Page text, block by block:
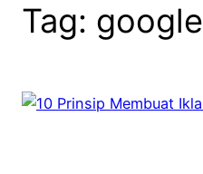
Tag: google